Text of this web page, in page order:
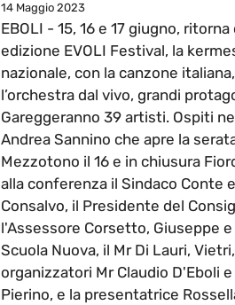
14 Maggio 2023
EBOLI - 15, 16 e 17 giugno, ritorna
edizione EVOLI Festival, la
nazionale, con la canzone
l’orchestra dal vivo, grandi
Gareggeranno 39 artisti. Ospiti
Andrea Sannino che apre la
Mezzotono il 16 e in chiusura
alla conferenza il Sindaco Conte
Consalvo, il Presidente del
l'Assessore Corsetto, Giuseppe
Scuola Nuova, il Mr Di Lauri,
organizzatori Mr Claudio D'Eboli
Pierino, e la presentatrice